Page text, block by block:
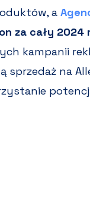
a
za cały 2024
kampanii
sprzedaż na